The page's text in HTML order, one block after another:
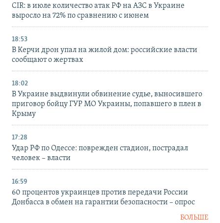
CIR: в июле количество атак РФ на АЗС в Украине
выросло на 72% по сравнению с июнем
18:53
В Керчи дрон упал на жилой дом: российские власти
сообщают о жертвах
18:02
В Украине выдвинули обвинение судье, выносившего
приговор бойцу ГУР МО Украины, попавшего в плен в
Крыму
17:28
Удар РФ по Одессе: поврежден стадион, пострадал
человек – власти
16:59
60 процентов украинцев против передачи России
Донбасса в обмен на гарантии безопасности – опрос
БОЛЬШЕ